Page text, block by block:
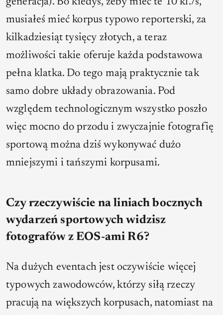
musiałeś mieć korpus typowo reporterski, za
kilkadziesiąt tysięcy złotych, a teraz
możliwości takie oferuje każda podstawowa
pełna klatka. Do tego mają praktycznie tak
samo dobre układy obrazowania. Pod
względem technologicznym wszystko poszło
więc mocno do przodu i zwyczajnie fotografię
sportową można dziś wykonywać dużo
mniejszymi i tańszymi korpusami.
Czy rzeczywiście na liniach bocznych
wydarzeń sportowych widzisz
fotografów z EOS-ami R6?
Na dużych eventach jest oczywiście więcej
typowych zawodowców, którzy siłą rzeczy
pracują na większych korpusach, natomiast na